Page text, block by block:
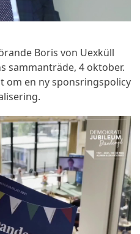
Boris von Uexküll
sammanträde, 4 oktober.
om en ny sponsringspolicy